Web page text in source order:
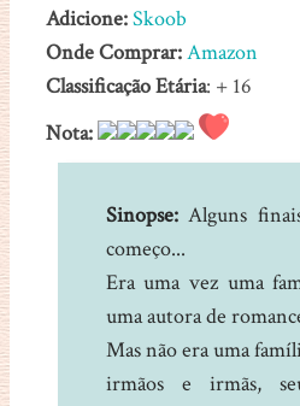
Adicione:Skoob
Onde Comprar:Amazon
Classificação Etária: + 16
Nota:
Sinopse:Alguns
começo...
Era uma vez uma
uma autora de
Mas não era uma
irmãos e irmãs,